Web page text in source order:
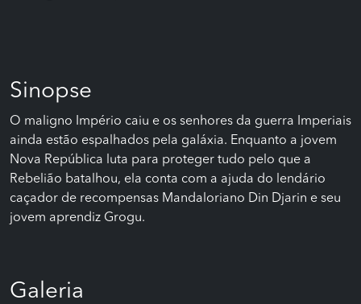
Sinopse
O maligno Império caiu e os senhores da guerra Imperiais
ainda estão espalhados pela galáxia. Enquanto a jovem
Nova República luta para proteger tudo pelo que a
Rebelião batalhou, ela conta com a ajuda do lendário
caçador de recompensas Mandaloriano Din Djarin e seu
jovem aprendiz Grogu.
Galeria